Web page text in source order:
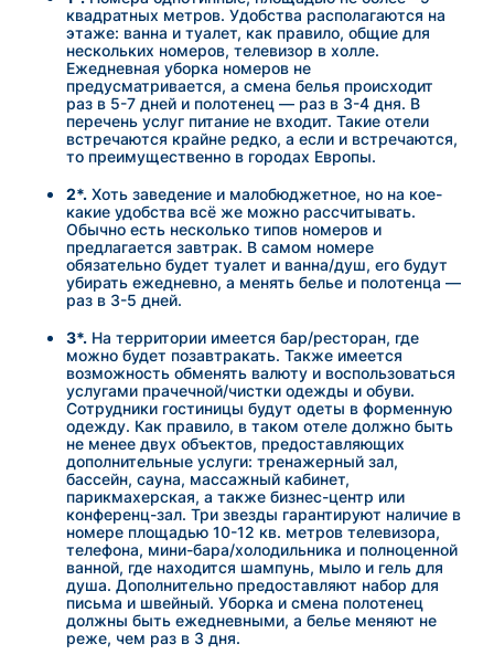
квадратных метров. Удобства располагаются на
этаже: ванна и туалет, как правило, общие для
нескольких номеров, телевизор в холле.
Ежедневная уборка номеров не
предусматривается, а смена белья происходит
раз в 5-7 дней и полотенец — раз в 3-4 дня. В
перечень услуг питание не входит. Такие отели
встречаются крайне редко, а если и встречаются,
то преимущественно в городах Европы.
2*. Хоть заведение и малобюджетное, но на кое-
какие удобства всё же можно рассчитывать.
Обычно есть несколько типов номеров и
предлагается завтрак. В самом номере
обязательно будет туалет и ванна/душ, его будут
убирать ежедневно, а менять белье и полотенца —
раз в 3-5 дней.
3*. На территории имеется бар/ресторан, где
можно будет позавтракать. Также имеется
возможность обменять валюту и воспользоваться
услугами прачечной/чистки одежды и обуви.
Сотрудники гостиницы будут одеты в форменную
одежду. Как правило, в таком отеле должно быть
не менее двух объектов, предоставляющих
дополнительные услуги: тренажерный зал,
бассейн, сауна, массажный кабинет,
парикмахерская, а также бизнес-центр или
конференц-зал. Три звезды гарантируют наличие в
номере площадью 10-12 кв. метров телевизора,
телефона, мини-бара/холодильника и полноценной
ванной, где находится шампунь, мыло и гель для
душа. Дополнительно предоставляют набор для
письма и швейный. Уборка и смена полотенец
должны быть ежедневными, а белье меняют не
реже, чем раз в 3 дня.